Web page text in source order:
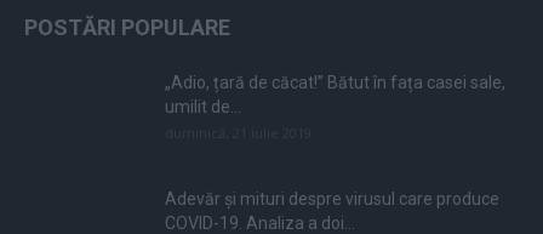
POSTĂRI POPULARE
„Adio, țară de căcat!” Bătut în fața casei sale,
umilit de...
Adevăr și mituri despre virusul care produce
COVID-19. Analiza a doi...